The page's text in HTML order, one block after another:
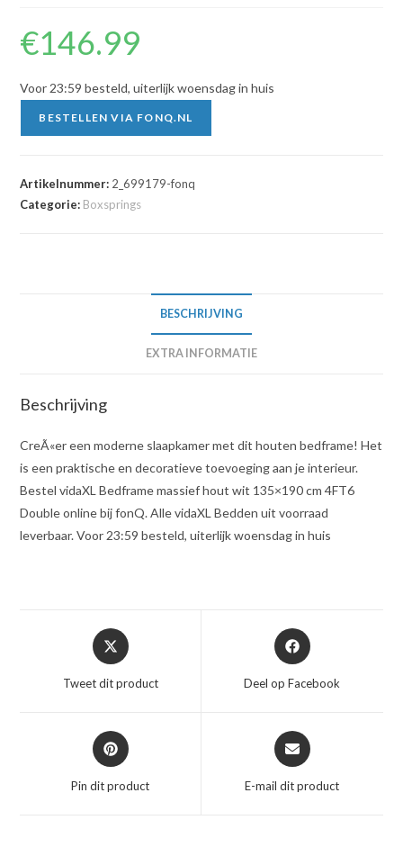
€146.99
Voor 23:59 besteld, uiterlijk woensdag in huis
BESTELLEN VIA FONQ.NL
Artikelnummer: 2_699179-fonq
Categorie: Boxsprings
BESCHRIJVING
EXTRA INFORMATIE
Beschrijving
CreÃ«er een moderne slaapkamer met dit houten bedframe! Het
is een praktische en decoratieve toevoeging aan je interieur.
Bestel vidaXL Bedframe massief hout wit 135×190 cm 4FT6
Double online bij fonQ. Alle vidaXL Bedden uit voorraad
leverbaar. Voor 23:59 besteld, uiterlijk woensdag in huis
Opent
in
nieuw
Tweet dit product
Opent
in
nieuw
Deel op Facebook
Opent
in
nieuw
Pin dit product
Opent
in
nieuw
E-mail dit product